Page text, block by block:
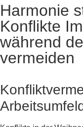
Harmonie
Konflikte
während
vermeiden